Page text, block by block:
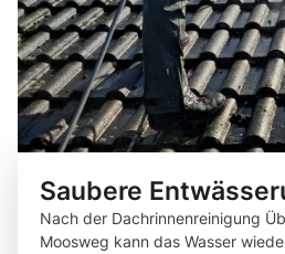
Saubere
Nach der Dachrinnenreinigung
Moosweg kann das Wasser